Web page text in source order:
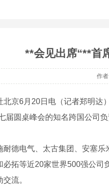
**会见出席“**首
作
北京6月20日电（记者郑明达
届圆桌峰会的知名跨国公司
耐德电气、太古集团、安塞
必拓等近20家世界500强公司
流。